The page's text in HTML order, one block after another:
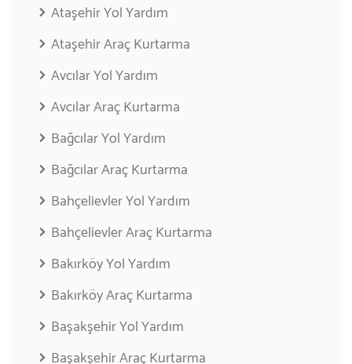
Ataşehir Yol Yardım
Ataşehir Araç Kurtarma
Avcılar Yol Yardım
Avcılar Araç Kurtarma
Bağcılar Yol Yardım
Bağcılar Araç Kurtarma
Bahçelievler Yol Yardım
Bahçelievler Araç Kurtarma
Bakırköy Yol Yardım
Bakırköy Araç Kurtarma
Başakşehir Yol Yardım
Başakşehir Araç Kurtarma